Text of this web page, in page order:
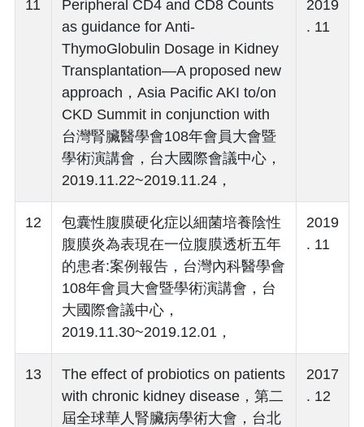
11
Peripheral CD4 and CD8 Counts
as guidance for Anti-
ThymoGlobulin Dosage in Kidney
Transplantation—A proposed new
approach，Asia Pacific AKI to/on
CKD Summit in conjunction with
台灣腎臟醫學會108年會員大會暨
學術演講會，台大國際會議中心，
2019.11.22~2019.11.24，
2019
. 11
12
包囊性腹膜硬化症以細菌培養陰性
腹膜炎為表現在一位腹膜透析五年
的患者:案例報告，台灣內科醫學會
108年會員大會暨學術演講會，台
大國際會議中心，
2019.11.30~2019.12.01，
2019
. 11
13
The effect of probiotics on patients
with chronic kidney disease，第二
屆全球華人腎臟病學術大會，台北
2017
. 12